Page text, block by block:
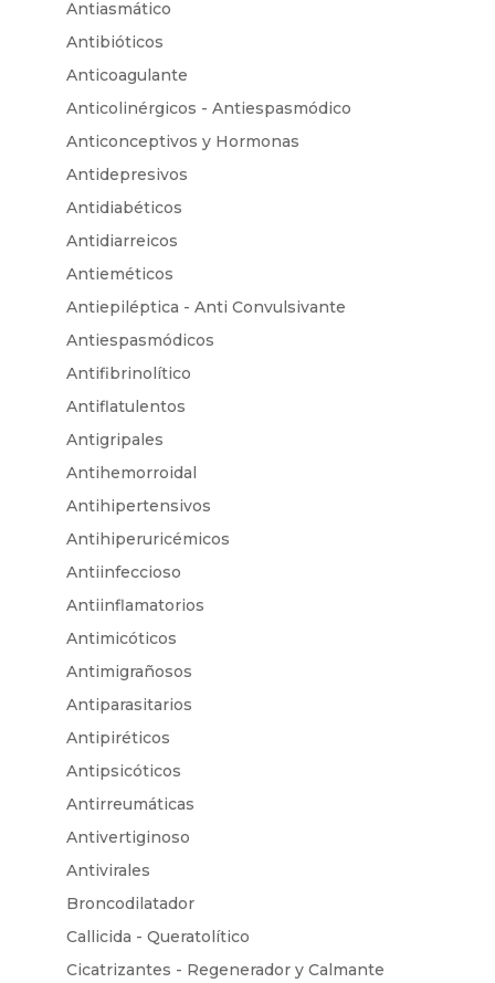
Antiasmático
Antibióticos
Anticoagulante
Anticolinérgicos - Antiespasmódico
Anticonceptivos y Hormonas
Antidepresivos
Antidiabéticos
Antidiarreicos
Antieméticos
Antiepiléptica - Anti Convulsivante
Antiespasmódicos
Antifibrinolítico
Antiflatulentos
Antigripales
Antihemorroidal
Antihipertensivos
Antihiperuricémicos
Antiinfeccioso
Antiinflamatorios
Antimicóticos
Antimigrañosos
Antiparasitarios
Antipiréticos
Antipsicóticos
Antirreumáticas
Antivertiginoso
Antivirales
Broncodilatador
Callicida - Queratolítico
Cicatrizantes - Regenerador y Calmante